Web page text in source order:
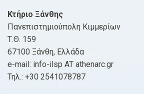
Κτήριο Ξάνθης
Πανεπιστημιούπολη Κιμμερίων
Τ.Θ. 159
67100 Ξάνθη, Ελλάδα
e-mail: info-ilsp AT athenarc.gr
Τηλ.: +30 2541078787